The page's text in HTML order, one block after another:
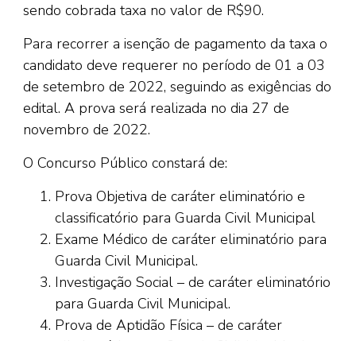
sendo cobrada taxa no valor de R$90.
Para recorrer a isenção de pagamento da taxa o
candidato deve requerer no período de 01 a 03
de setembro de 2022, seguindo as exigências do
edital. A prova será realizada no dia 27 de
novembro de 2022.
O Concurso Público constará de:
Prova Objetiva de caráter eliminatório e
classificatório para Guarda Civil Municipal
Exame Médico de caráter eliminatório para
Guarda Civil Municipal.
Investigação Social – de caráter eliminatório
para Guarda Civil Municipal.
Prova de Aptidão Física – de caráter